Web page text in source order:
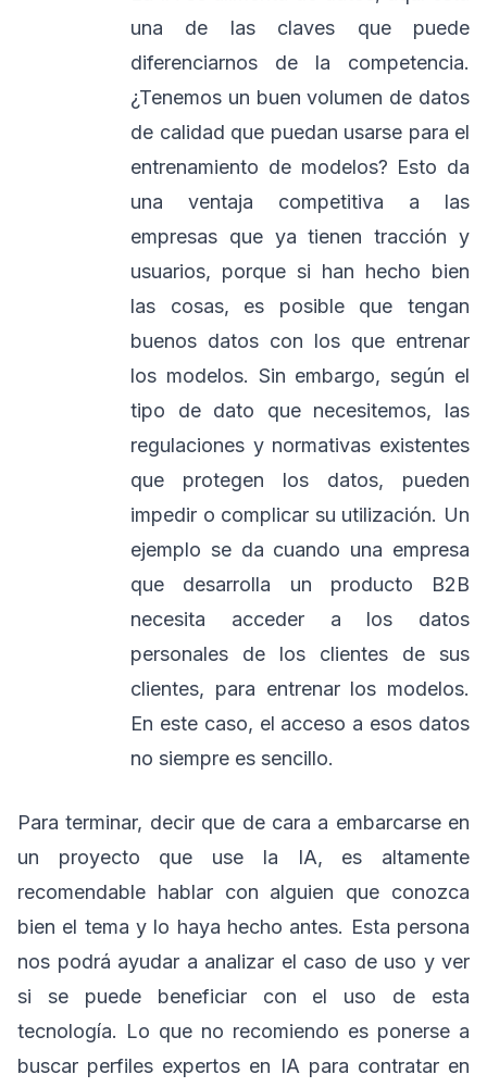
una de las claves que puede
diferenciarnos de la competencia.
¿Tenemos un buen volumen de datos
de calidad que puedan usarse para el
entrenamiento de modelos? Esto da
una ventaja competitiva a las
empresas que ya tienen tracción y
usuarios, porque si han hecho bien
las cosas, es posible que tengan
buenos datos con los que entrenar
los modelos. Sin embargo, según el
tipo de dato que necesitemos, las
regulaciones y normativas existentes
que protegen los datos, pueden
impedir o complicar su utilización. Un
ejemplo se da cuando una empresa
que desarrolla un producto B2B
necesita acceder a los datos
personales de los clientes de sus
clientes, para entrenar los modelos.
En este caso, el acceso a esos datos
no siempre es sencillo.
Para terminar, decir que de cara a embarcarse en
un proyecto que use la IA, es altamente
recomendable hablar con alguien que conozca
bien el tema y lo haya hecho antes. Esta persona
nos podrá ayudar a analizar el caso de uso y ver
si se puede beneficiar con el uso de esta
tecnología. Lo que no recomiendo es ponerse a
buscar perfiles expertos en IA para contratar en